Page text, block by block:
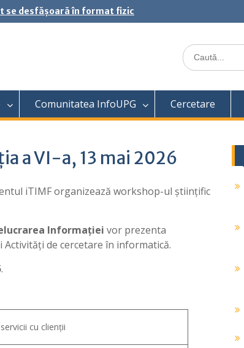
se desfășoară în format fizic
S
e
r
c
h
Comunitatea InfoUPG Cercetare
a VI-a, 13 mai 2026
iTIMF organizează workshop-ul științific
Informației vor prezenta
de cercetare în informatică.
.
cu clienții